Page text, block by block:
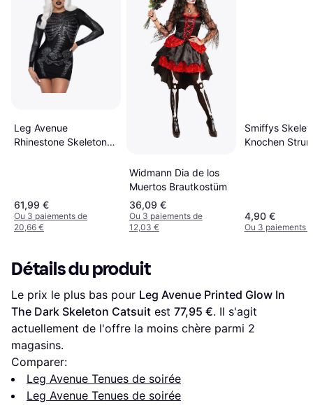
Leg Avenue
Rhinestone Skeleton
61,99 €
Ou 3 paiements de
20,66 €
Widmann Dia de los
Muertos Brautkostüm
36,09 €
Ou 3 paiements de
12,03 €
Smiffys Skelett
Knochen
4,90 €
Ou 3 paiements
Détails du produit
Le prix le plus bas pour Leg Avenue Printed Glow In
The Dark Skeleton Catsuit est 77,95 €. Il s'agit
actuellement de l'offre la moins chère parmi 2
magasins.
Comparer:
Leg Avenue Tenues de soirée
Leg Avenue Tenues de soirée